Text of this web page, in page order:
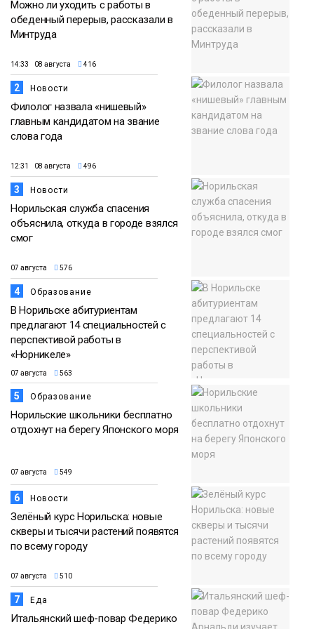
Можно ли уходить с работы в
обеденный перерыв, рассказали в
Минтруда
14:33 08 августа 416
2 Новости
Филолог назвала «нишевый»
главным кандидатом на звание
слова года
12:31 08 августа 496
3 Новости
Норильская служба спасения
объяснила, откуда в городе взялся
смог
07 августа 576
4 Образование
В Норильске абитуриентам
предлагают 14 специальностей с
перспективой работы в
«Норникеле»
07 августа 563
5 Образование
Норильские школьники бесплатно
отдохнут на берегу Японского моря
07 августа 549
6 Новости
Зелёный курс Норильска: новые
скверы и тысячи растений появятся
по всему городу
07 августа 510
7 Еда
Итальянский шеф-повар Федерико